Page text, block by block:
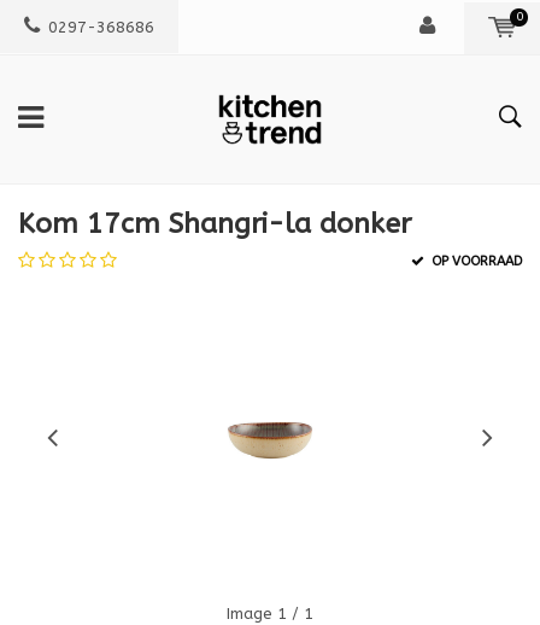
0297-368686
0
Kom 17cm Shangri-la donker
OP VOORRAAD
Image 1 / 1